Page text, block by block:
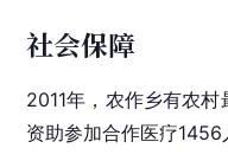
社会保障
2011年，农作乡有农
资助参加合作医疗